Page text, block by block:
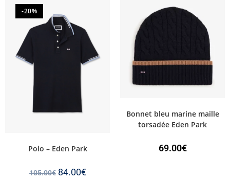
-20%
Polo – Eden Park
105.00€ 84.00€
Bonnet bleu marine maille
torsadée Eden Park
69.00€